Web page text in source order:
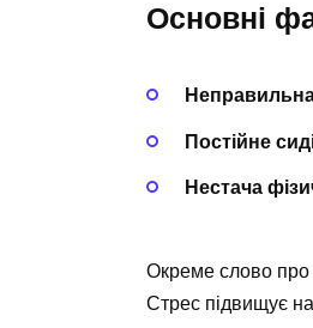
Основні
Постійне
Нестача
Окреме слово про
Стрес підвищує